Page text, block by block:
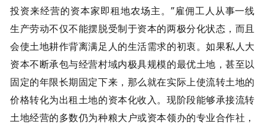
投资来经营的资本家即租地农场主。”雇佣工人从事一线
生产劳动不仅不能摆脱受制于资本的两极分化状态，而且
会使土地耕作背离满足人的生活需求的初衷。如果私人大
资本不断承包与经营村域内极具规模的最优土地，甚至以
固定的年限长期固定下来，那么就在实际上使流转土地的
价格转化为出租土地的资本化收入。现阶段能够承接流转
土地经营的多数仍为种粮大户或资本领办的专业合作社，